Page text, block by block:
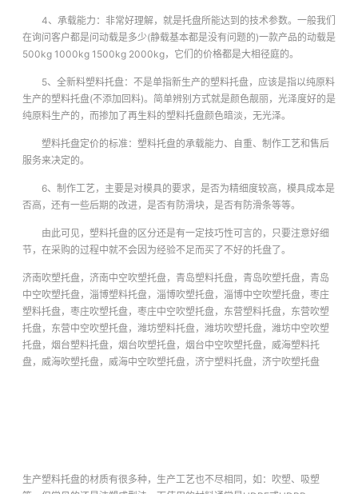
4、承载能力：非常好理解，就是托盘所能达到的技术参数。一般我们
在询问客户都是问动载是多少(静载基本都是没有问题的)一款产品的动载是
500kg 1000kg 1500kg 2000kg，它们的价格都是大相径庭的。
5、全新料塑料托盘：不是单指新生产的塑料托盘，应该是指以纯原料
生产的塑料托盘(不添加回料)。简单辨别方式就是颜色靓丽，光泽度好的是
纯原料生产的，而掺加了再生料的塑料托盘颜色暗淡，无光泽。
塑料托盘定价的标准：塑料托盘的承载能力、自重、制作工艺和售后
服务来决定的。
6、制作工艺，主要是对模具的要求，是否为精细度较高，模具成本是
否高，还有一些后期的改进，是否有防滑块，是否有防滑条等等。
由此可见，塑料托盘的区分还是有一定技巧性可言的，只要注意好细
节，在采购的过程中就不会因为经验不足而买了不好的托盘了。
济南吹塑托盘，济南中空吹塑托盘，青岛塑料托盘，青岛吹塑托盘，青岛
中空吹塑托盘，淄博塑料托盘，淄博吹塑托盘，淄博中空吹塑托盘，枣庄
塑料托盘，枣庄吹塑托盘，枣庄中空吹塑托盘，东营塑料托盘，东营吹塑
托盘，东营中空吹塑托盘，潍坊塑料托盘，潍坊吹塑托盘，潍坊中空吹塑
托盘，烟台塑料托盘，烟台吹塑托盘，烟台中空吹塑托盘，威海塑料托
盘，威海吹塑托盘，威海中空吹塑托盘，济宁塑料托盘，济宁吹塑托盘
生产塑料托盘的材质有很多种，生产工艺也不尽相同，如：吹塑、吸塑